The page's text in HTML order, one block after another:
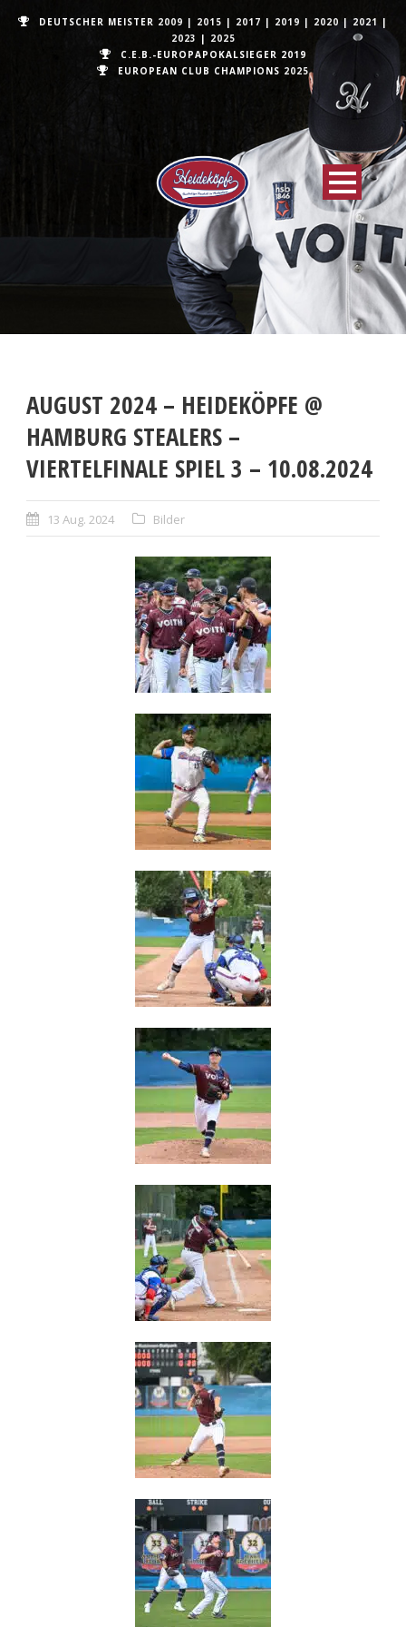
DEUTSCHER MEISTER 2009 | 2015 | 2017 | 2019 | 2020 | 2021 |
2023 | 2025
C.E.B.-EUROPAPOKALSIEGER 2019
EUROPEAN CLUB CHAMPIONS 2025
AUGUST 2024 – HEIDEKÖPFE @
HAMBURG STEALERS –
VIERTELFINALE SPIEL 3 – 10.08.2024
13 Aug. 2024 Bilder